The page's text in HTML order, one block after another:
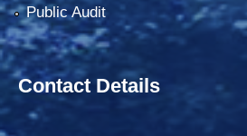
Public Audit
Contact Details